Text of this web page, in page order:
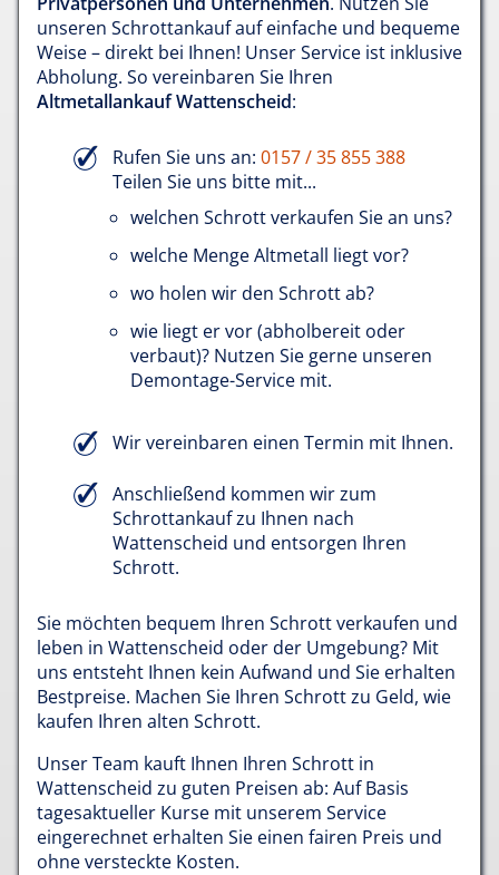
unseren Schrottankauf auf einfache und bequeme
Weise – direkt bei Ihnen! Unser Service ist inklusive
Abholung. So vereinbaren Sie Ihren
Altmetallankauf Wattenscheid:
Rufen Sie uns an: 0157 / 35 855 388
Teilen Sie uns bitte mit...
welchen Schrott verkaufen Sie an uns?
welche Menge Altmetall liegt vor?
wo holen wir den Schrott ab?
wie liegt er vor (abholbereit oder
verbaut)? Nutzen Sie gerne unseren
Demontage-Service mit.
Wir vereinbaren einen Termin mit Ihnen.
Anschließend kommen wir zum
Schrottankauf zu Ihnen nach
Wattenscheid und entsorgen Ihren
Schrott.
Sie möchten bequem Ihren Schrott verkaufen und
leben in Wattenscheid oder der Umgebung? Mit
uns entsteht Ihnen kein Aufwand und Sie erhalten
Bestpreise. Machen Sie Ihren Schrott zu Geld, wie
kaufen Ihren alten Schrott.
Unser Team kauft Ihnen Ihren Schrott in
Wattenscheid zu guten Preisen ab: Auf Basis
tagesaktueller Kurse mit unserem Service
eingerechnet erhalten Sie einen fairen Preis und
ohne versteckte Kosten.